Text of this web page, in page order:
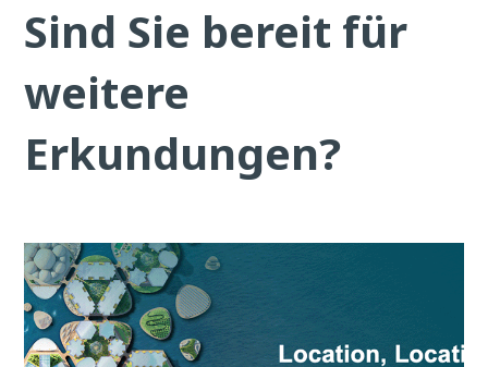
Sind Sie bereit für
weitere
Erkundungen?